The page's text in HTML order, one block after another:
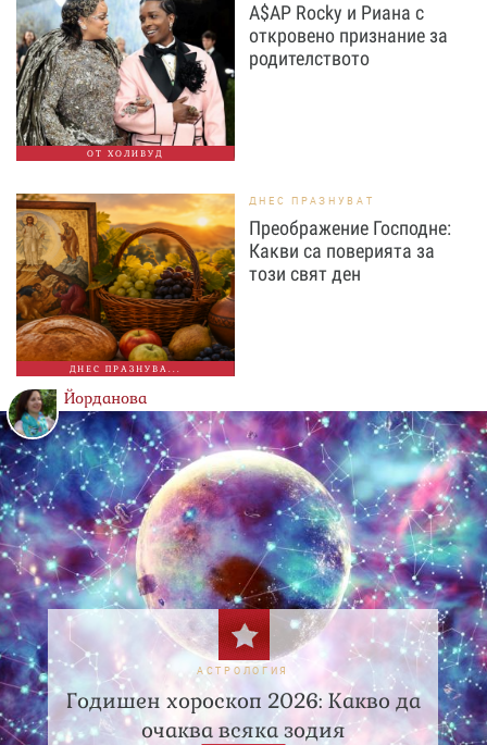
ОТ ХОЛИВУД
A$AP Rocky и Риана с
откровено признание за
родителството
ДНЕС ПРАЗНУВА...
ДНЕС ПРАЗНУВАТ
Преображение Господне:
Какви са поверията за
този свят ден
Йорданова
АСТРОЛОГИЯ
Годишен хороскоп 2026: Какво да
очаква всяка зодия